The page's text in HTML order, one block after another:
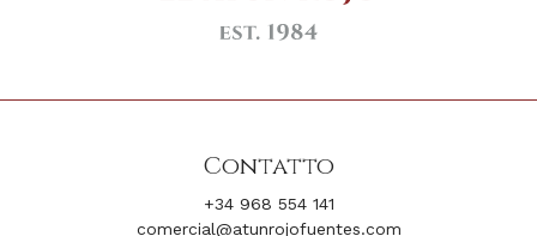
Contatto
+34 968 554 141
comercial@atunrojofuentes.com